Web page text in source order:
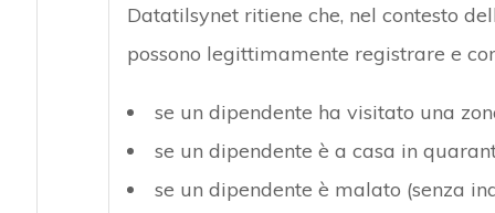
Datatilsynet ritiene che, nel contesto
possono legittimamente registrare e
se un dipendente ha visitato una
se un dipendente è a casa in
se un dipendente è malato (senza